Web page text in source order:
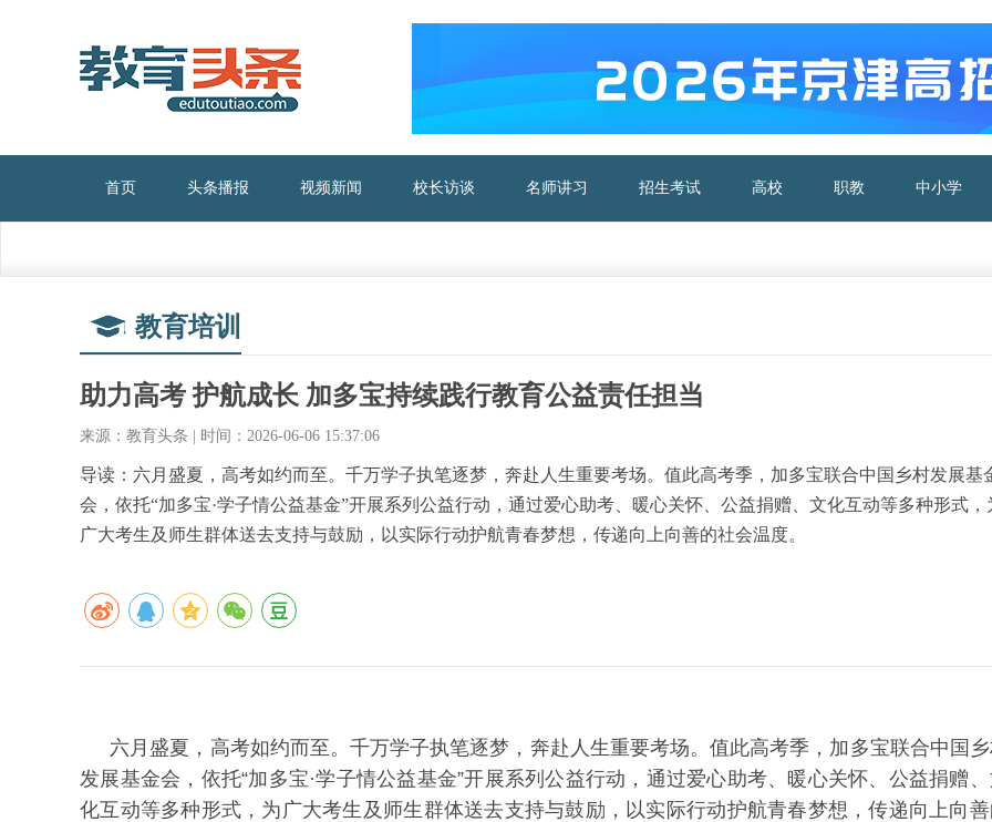
首页 头条播报 视频新闻 校长访谈 名师讲习 招生考试 高校 职教 中小学
教育培训
助力高考 护航成长 加多宝持续践行教育公益责任担当
来源：教育头条 | 时间：2026-06-06 15:37:06
导读：六月盛夏，高考如约而至。千万学子执笔逐梦，奔赴人生重要考场。值此高考季，加多宝联合中国乡村发展基
会，依托“加多宝·学子情公益基金”开展系列公益行动，通过爱心助考、暖心关怀、公益捐赠、文化互动等多种形式，
广大考生及师生群体送去支持与鼓励，以实际行动护航青春梦想，传递向上向善的社会温度。
六月盛夏，高考如约而至。千万学子执笔逐梦，奔赴人生重要考场。值此高考季，加多宝联合中国
发展基金会，依托“加多宝·学子情公益基金”开展系列公益行动，通过爱心助考、暖心关怀、公益捐赠
化互动等多种形式，为广大考生及师生群体送去支持与鼓励，以实际行动护航青春梦想，传递向上向